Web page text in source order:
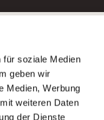
für soziale Medien
geben wir
Medien, Werbung
weiteren Daten
der Dienste
Bundesland